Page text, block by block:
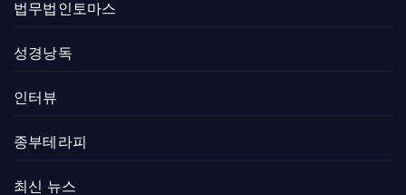
법무법인토마스
성경낭독
인터뷰
종부테라피
최신 뉴스